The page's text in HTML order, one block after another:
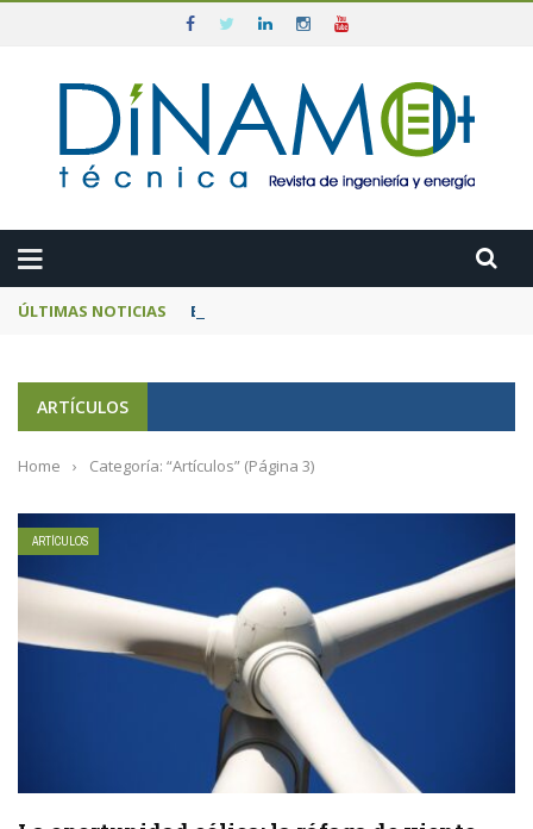
ÚLTIMAS NOTICIAS El MITECO prepara una subasta de 600
ARTÍCULOS
Home › Categoría: “Artículos” (Página 3)
ARTÍCULOS